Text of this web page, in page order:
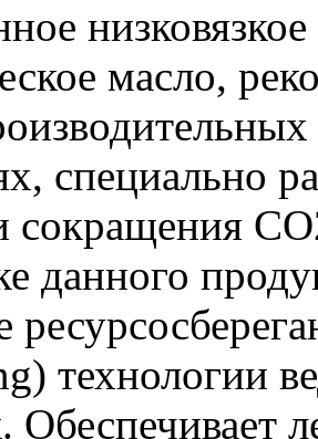
масло,
специально
сокращения
данного
технологии
Обеспечивает